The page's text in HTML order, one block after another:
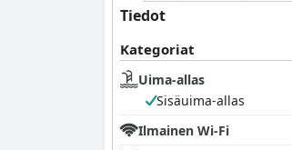
Tiedot
Kategoriat
Uima-allas
Sisäuima-allas
Ilmainen Wi-Fi